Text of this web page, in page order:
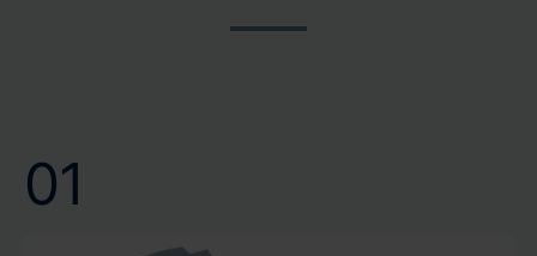
und wir bei CERTA respektieren dies. Verlassen Sie sich
lange Wartezeiten voranzutreiben. Wir bei CERTA
Vertrauen Sie auf unsere Kompetenz und Effizienz, um
Ihr Wertgutachten oder Verkehrswertgutachten
01